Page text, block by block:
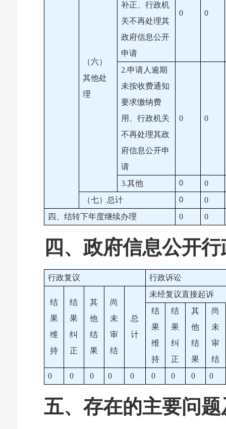
（六）
其他处
理
补正、行政机
关不再处理其
政府信息公开
申请
0 0
2.申请人逾期
未按收费通知
要求缴纳费
用、行政机关
不再处理其政
府信息公开申
请
0 0
3.其他 0
0
（七）总计
0
0
四、结转下年度继续办理
0 0
四、政府信息公开
行政复议 行政诉讼
结
果
维
持
结
果
纠
正
其
他
结
果
尚
未
审
结
总
计
未经复议直接起诉
结
果
维
持
结
果
纠
正
其
他
结
果
尚
未
审
结
0
0 0 0 0 0 0 0 0
五、存在的主要问